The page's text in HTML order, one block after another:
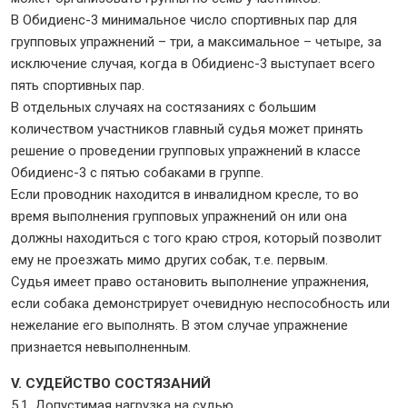
В Обидиенс-3 минимальное число спортивных пар для
групповых упражнений – три, а максимальное – четыре, за
исключение случая, когда в Обидиенс-3 выступает всего
пять спортивных пар.
В отдельных случаях на состязаниях с большим
количеством участников главный судья может принять
решение о проведении групповых упражнений в классе
Обидиенс-3 с пятью собаками в группе.
Если проводник находится в инвалидном кресле, то во
время выполнения групповых упражнений он или она
должны находиться с того краю строя, который позволит
ему не проезжать мимо других собак, т.е. первым.
Судья имеет право остановить выполнение упражнения,
если собака демонстрирует очевидную неспособность или
нежелание его выполнять. В этом случае упражнение
признается невыполненным.
V. СУДЕЙСТВО СОСТЯЗАНИЙ